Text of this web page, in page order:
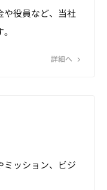
や役員など、当社
詳細へ
ミッション、ビジ